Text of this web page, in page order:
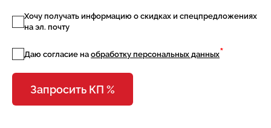
Хочу получать информацию о скидках и спецпредложениях
на эл. почту
Даю согласие на обработку персональных данных*
Запросить КП %